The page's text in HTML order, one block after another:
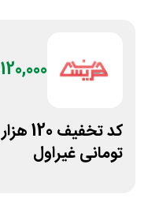
120,000
کد تخفیف 120 هزار
تومانی غیراول